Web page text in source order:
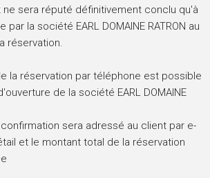
sera réputé définitivement conclu qu'à
la société EARL DOMAINE RATRON au
réservation.
la réservation par téléphone est possible
de la société EARL DOMAINE
sera adressé au client par e-
et le montant total de la réservation